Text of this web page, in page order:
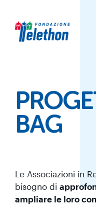
BAG
Le Associazioni in
bisogno di
ampliare le loro